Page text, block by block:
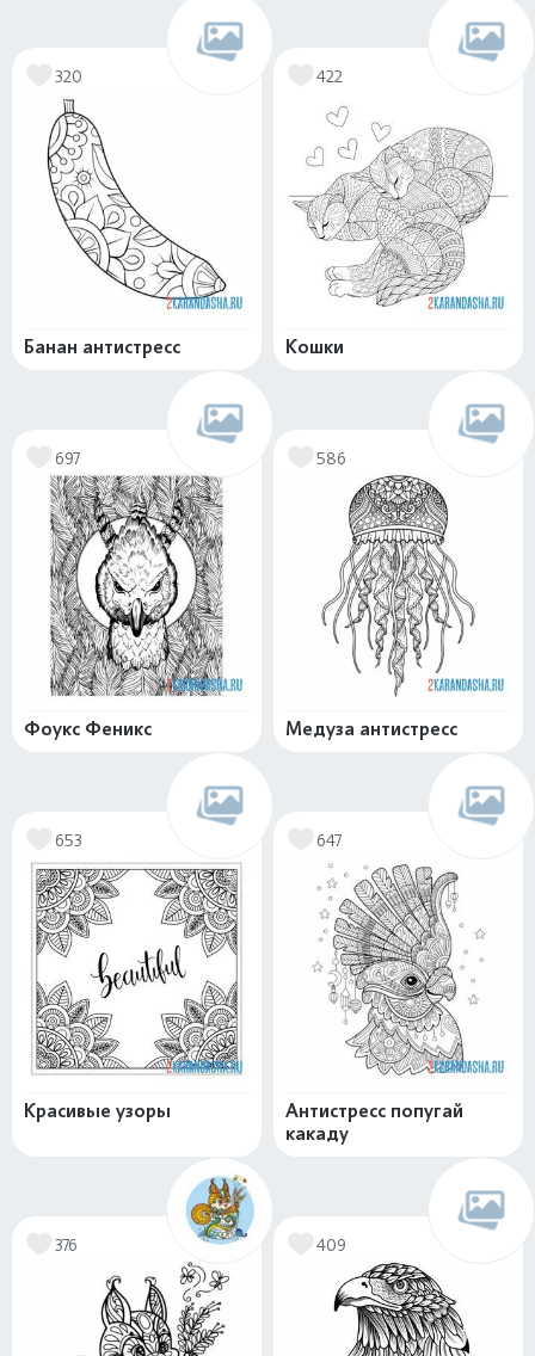
320
Банан антистресс
422
Кошки
697
Фоукс Феникс
586
Медуза антистресс
653
Красивые узоры
647
Антистресс попугай
какаду
376 409